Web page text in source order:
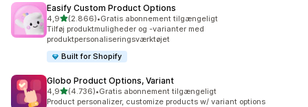
Easify Custom Product Options
4,9ud af 5 stjerner
(2.866)
2866 anmeldelser i alt
•Gratis abonnement tilgængeligt
Tilføj produktmuligheder og -varianter med
produktpersonaliseringsværktøjet
Built for Shopify
Globo Product Options, Variant
4,9ud af 5 stjerner
(4.736)
4736 anmeldelser i alt
•Gratis abonnement tilgængeligt
Product personalizer, customize products w/ variant options